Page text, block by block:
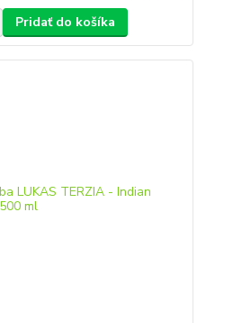
Pridať do košíka